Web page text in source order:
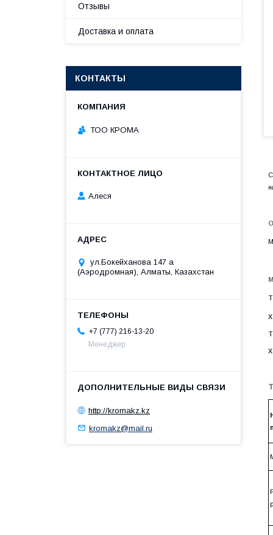
Отзывы
Доставка и оплата
КОНТАКТЫ
ТОО КРОМА
Алеся
ул.Бокейханова 147 а
(Аэродромная), Алматы, Казахстан
+7 (777) 216-13-20
Менеджер
http://kromakz.kz
kromakz@mail.ru